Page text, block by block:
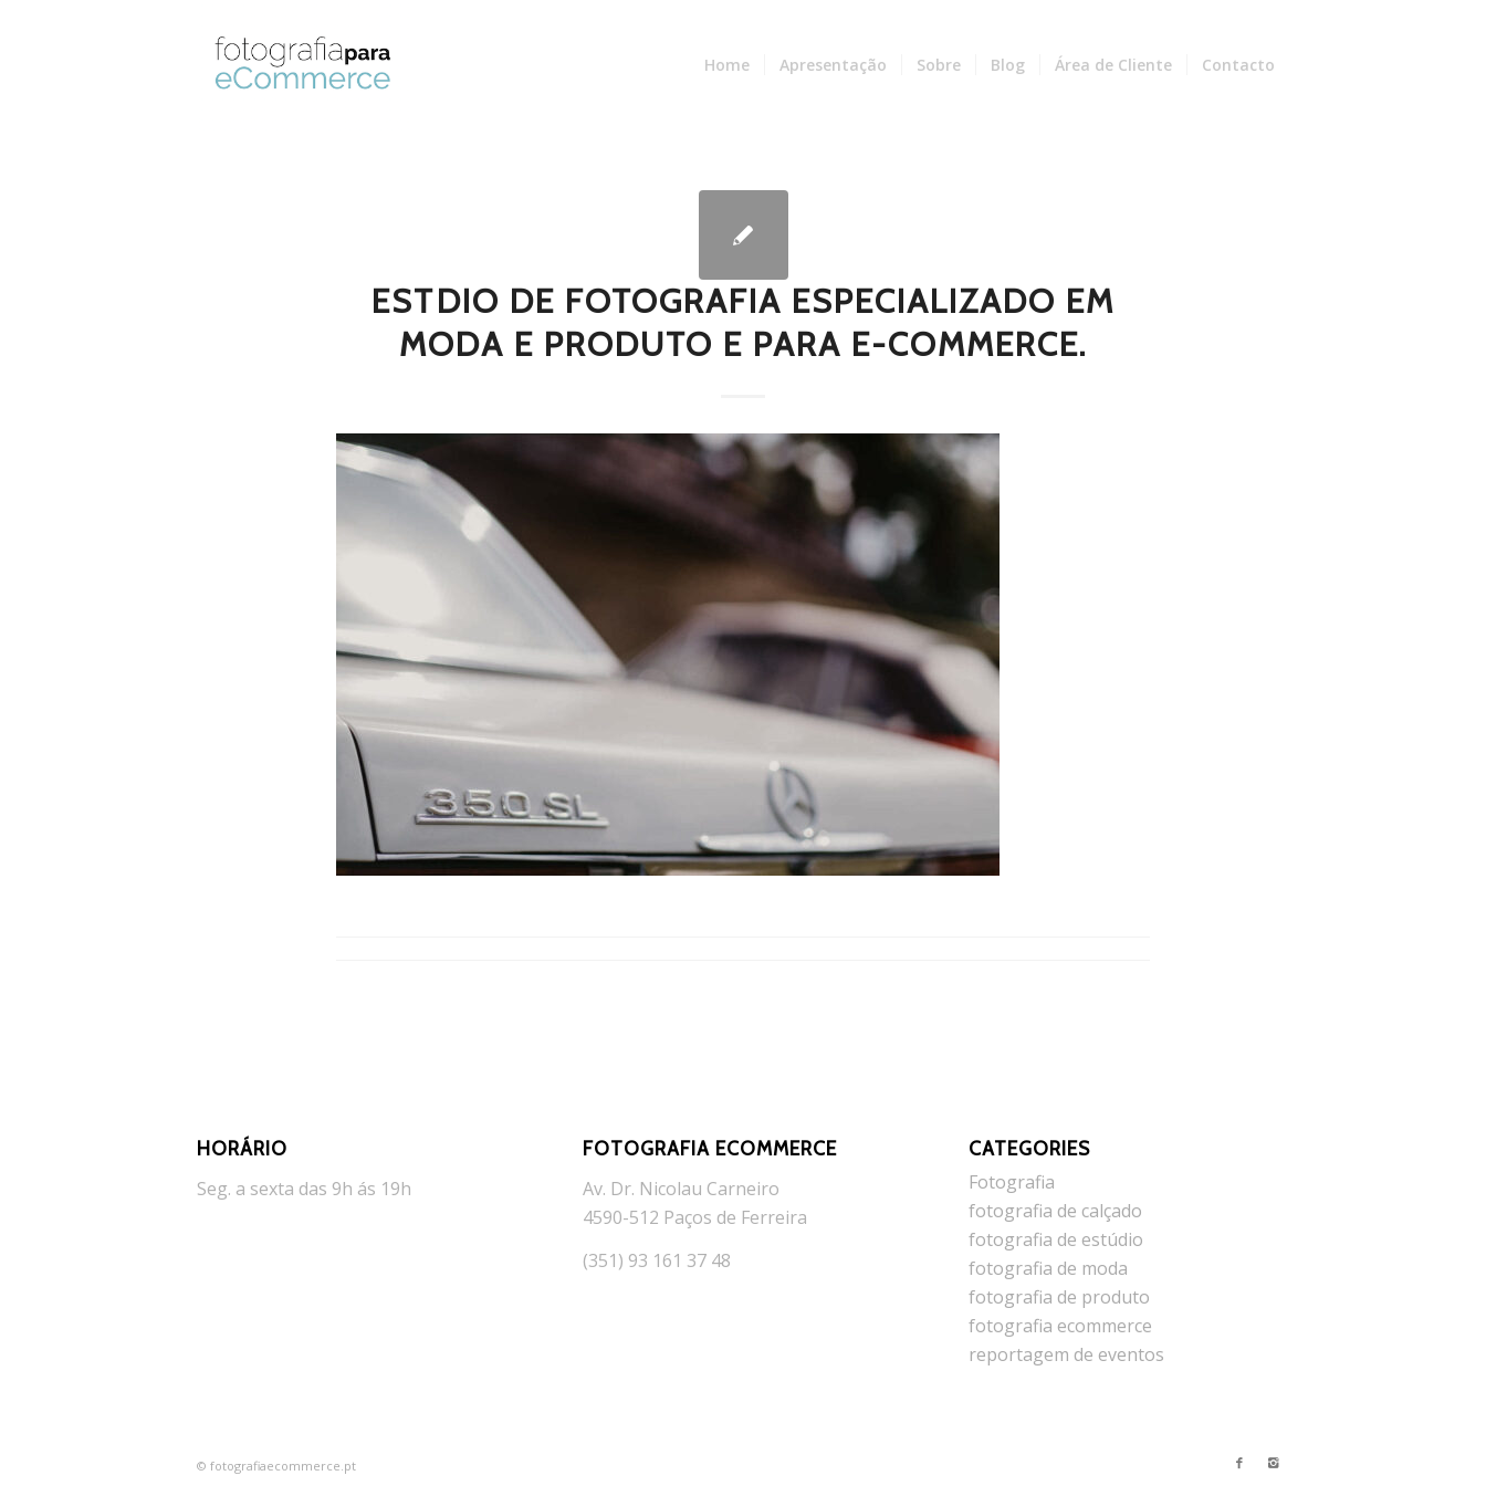
Home Apresentação Sobre Blog Área de Cliente Contacto
ESTDIO DE FOTOGRAFIA ESPECIALIZADO EM
MODA E PRODUTO E PARA E-COMMERCE.
HORÁRIO
Seg. a sexta das 9h ás 19h
FOTOGRAFIA ECOMMERCE
Av. Dr. Nicolau Carneiro
4590-512 Paços de Ferreira
(351) 93 161 37 48
CATEGORIES
Fotografia
fotografia de calçado
fotografia de estúdio
fotografia de moda
fotografia de produto
fotografia ecommerce
reportagem de eventos
© fotografiaecommerce.pt